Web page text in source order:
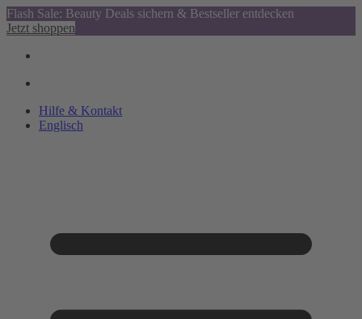
Flash Sale: Beauty Deals sichern & Bestseller entdecken
Jetzt shoppen
Hilfe & Kontakt
Englisch